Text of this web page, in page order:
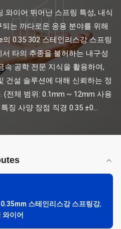
와이어 뛰어난 스프링 특성, 내식
는 까다로운 응용 분야를 위해
0.35 302 스테인리스강 스프링
타의 추종을 불허하는 내구성
속 공학 전문 지식을 활용하여,
건설 솔루션에 대해 신뢰하는 정
(전체 범위: 0.1mm ~ 12mm 사용
징 사양 장점 직경 0.35 ±0...
0.35mm 스테인리스강 스프링강,
와이어